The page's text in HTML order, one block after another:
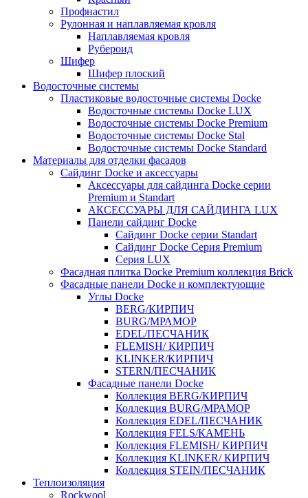
Профнастил
Рулонная и наплавляемая кровля
Наплавляемая кровля
Рубероид
Шифер
Шифер плоский
Водосточные системы
Пластиковые водосточные системы Docke
Водосточные системы Docke LUX
Водосточные системы Docke Premium
Водосточные системы Docke Stal
Водосточные системы Docke Standard
Материалы для отделки фасадов
Сайдинг Docke и аксессуары
Аксессуары для сайдинга Docke серии
Premium и Standart
АКСЕССУАРЫ ДЛЯ САЙДИНГА LUX
Панели сайдинг Docke
Cайдинг Docke серии Standart
Сайдинг Docke Серия Premium
Серия LUX
Фасадная плитка Docke Premium коллекция Brick
Фасадные панели Docke и комплектующие
Углы Docke
BERG/КИРПИЧ
BURG/МРАМОР
EDEL/ПЕСЧАНИК
FLEMISH/ КИРПИЧ
KLINKER/КИРПИЧ
STERN/ПЕСЧАНИК
Фасадные панели Docke
Коллекция BERG/КИРПИЧ
Коллекция BURG/МРАМОР
Коллекция EDEL/ПЕСЧАНИК
Коллекция FELS/КАМЕНЬ
Коллекция FLEMISH/ КИРПИЧ
Коллекция KLINKER/ КИРПИЧ
Коллекция STEIN/ПЕСЧАНИК
Теплоизоляция
Rockwool